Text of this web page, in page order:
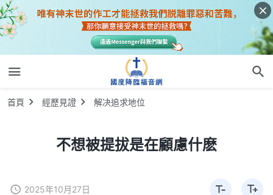
首頁 經歷見證 解决追求地位
不想被提拔是在顧慮什麽
2025年10月27日